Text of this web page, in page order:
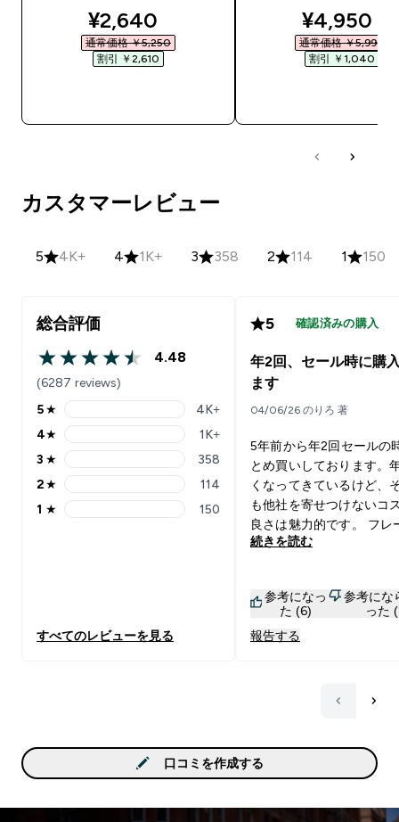
discounted price
¥2,640‎
通常価格 ￥5,250‎
割引 ￥2,610‎
¥4,950‎
通常価格 ￥5,990‎
割引 ￥1,040‎
カスタマーレビュー
5 4K+ 4 1K+ 3 358 2 114 1 150
総合評価
4.48 out of 5 stars
4.48
(6287 reviews)
5 stars rating 4069 reviews
5★ 4K+
4 stars rating 1596 reviews
4★ 1K+
3 stars rating 358 reviews
3 ★ 358
2 stars rating 114 reviews
2★ 114
1 stars rating 150 reviews
1 ★ 150
すべてのレビューを見る
5 確認済みの購入
年2回、セール時に購
ます
04/06/26 のりろ 著
5年前から年2回セールの
とめ買いしております。
くなってきているけど、
も他社を寄せつけないコ
良さは魅力的です。 フレ
は色々試してきましたが
それと期間限定フレーバ
試して毎回1kgほど購入
ます。 今回(2026/5)の限
めの甘さがあるミックス
す。私は甘党じゃないの
美味しく飲めましたので
続きを読む
参考になっ
た (6)
参考にな
った
報告する
口コミを作成する